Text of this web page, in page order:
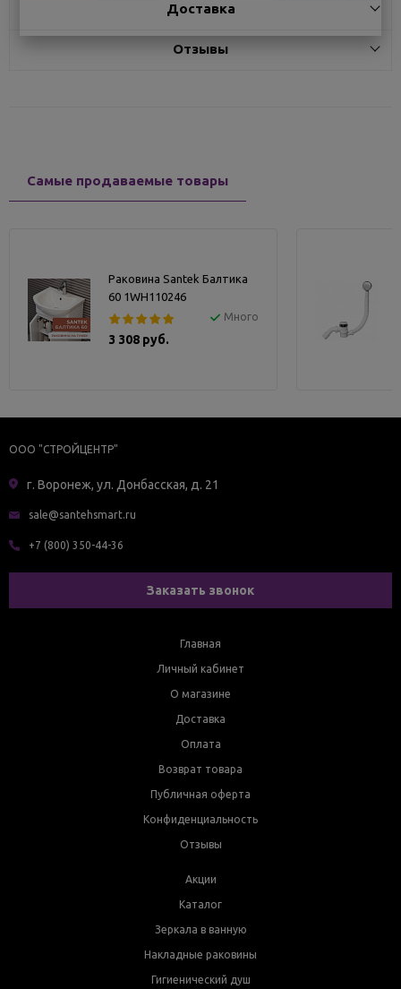
Доставка
Отзывы
Самые продаваемые товары
Раковина Santek Балтика
60 1WH110246
Много
3 308 руб.
ООО "СТРОЙЦЕНТР"
г. Воронеж, ул. Донбасская, д. 21
sale@santehsmart.ru
+7 (800) 350-44-36
Заказать звонок
Главная
Личный кабинет
О магазине
Доставка
Оплата
Возврат товара
Публичная оферта
Конфиденциальность
Отзывы
Акции
Каталог
Зеркала в ванную
Накладные раковины
Гигиенический душ